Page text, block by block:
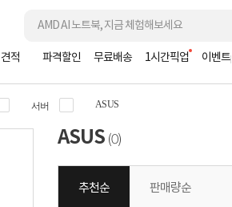
견적 파격할인 무료배송 1시간픽업 이벤트
서버 ASUS
ASUS (0)
추천순 판매량순